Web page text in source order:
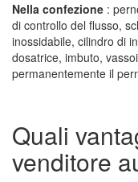
Nella confezione :
di controllo del flusso,
inossidabile, cilindro di
dosatrice, imbuto,
permanentemente il
Quali
venditore